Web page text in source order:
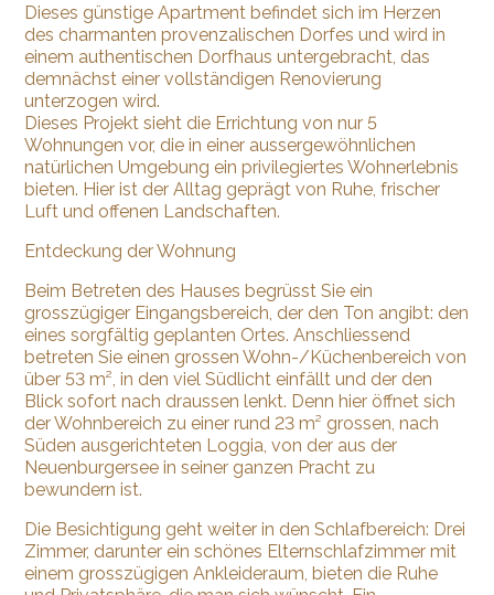
Dieses günstige Apartment befindet sich im Herzen
des charmanten provenzalischen Dorfes und wird in
einem authentischen Dorfhaus untergebracht, das
demnächst einer vollständigen Renovierung
unterzogen wird.
Dieses Projekt sieht die Errichtung von nur 5
Wohnungen vor, die in einer aussergewöhnlichen
natürlichen Umgebung ein privilegiertes Wohnerlebnis
bieten. Hier ist der Alltag geprägt von Ruhe, frischer
Luft und offenen Landschaften.
Entdeckung der Wohnung
Beim Betreten des Hauses begrüsst Sie ein
grosszügiger Eingangsbereich, der den Ton angibt: den
eines sorgfältig geplanten Ortes. Anschliessend
betreten Sie einen grossen Wohn-/Küchenbereich von
über 53 m², in den viel Südlicht einfällt und der den
Blick sofort nach draussen lenkt. Denn hier öffnet sich
der Wohnbereich zu einer rund 23 m² grossen, nach
Süden ausgerichteten Loggia, von der aus der
Neuenburgersee in seiner ganzen Pracht zu
bewundern ist.
Die Besichtigung geht weiter in den Schlafbereich: Drei
Zimmer, darunter ein schönes Elternschlafzimmer mit
einem grosszügigen Ankleideraum, bieten die Ruhe